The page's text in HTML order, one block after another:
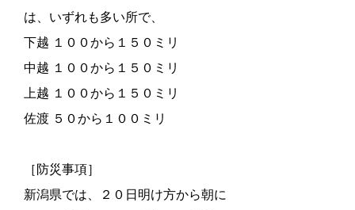
は、いずれも多い所で、
下越 １００から１５０ミリ
中越 １００から１５０ミリ
上越 １００から１５０ミリ
佐渡 ５０から１００ミリ
［防災事項］
新潟県では、２０日明け方から朝に